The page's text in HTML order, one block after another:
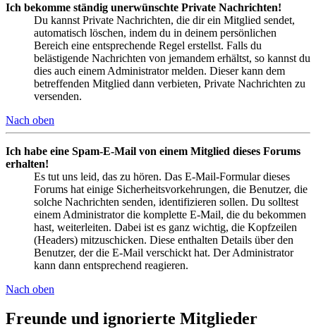
Ich bekomme ständig unerwünschte Private Nachrichten!
Du kannst Private Nachrichten, die dir ein Mitglied sendet,
automatisch löschen, indem du in deinem persönlichen
Bereich eine entsprechende Regel erstellst. Falls du
belästigende Nachrichten von jemandem erhältst, so kannst du
dies auch einem Administrator melden. Dieser kann dem
betreffenden Mitglied dann verbieten, Private Nachrichten zu
versenden.
Nach oben
Ich habe eine Spam-E-Mail von einem Mitglied dieses Forums
erhalten!
Es tut uns leid, das zu hören. Das E-Mail-Formular dieses
Forums hat einige Sicherheitsvorkehrungen, die Benutzer, die
solche Nachrichten senden, identifizieren sollen. Du solltest
einem Administrator die komplette E-Mail, die du bekommen
hast, weiterleiten. Dabei ist es ganz wichtig, die Kopfzeilen
(Headers) mitzuschicken. Diese enthalten Details über den
Benutzer, der die E-Mail verschickt hat. Der Administrator
kann dann entsprechend reagieren.
Nach oben
Freunde und ignorierte Mitglieder